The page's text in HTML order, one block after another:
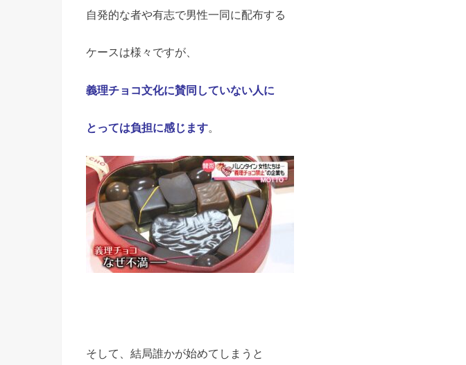
自発的な者や有志で男性一同に配布する
ケースは様々ですが、
義理チョコ文化に賛同していない人に
とっては負担に感じます。
そして、結局誰かが始めてしまうと